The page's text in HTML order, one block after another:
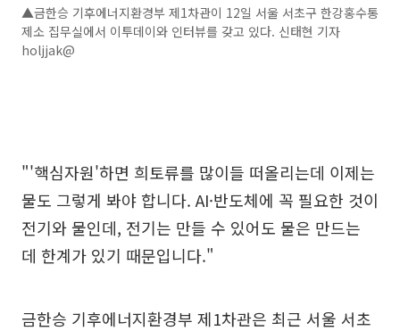
▲금한승 기후에너지환경부 제1차관이 12일 서울 서초구 한강홍수통
제소 집무실에서 이투데이와 인터뷰를 갖고 있다. 신태현 기자
holjjak@
"'핵심자원'하면 희토류를 많이들 떠올리는데 이제는
물도 그렇게 봐야 합니다. AI·반도체에 꼭 필요한 것이
전기와 물인데, 전기는 만들 수 있어도 물은 만드는
데 한계가 있기 때문입니다."
금한승 기후에너지환경부 제1차관은 최근 서울 서초